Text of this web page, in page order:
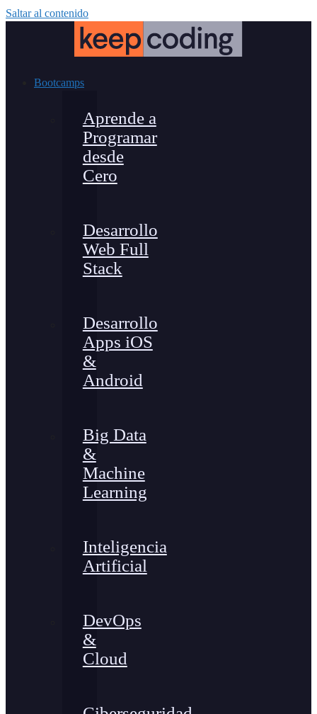
Saltar al contenido
Bootcamps
Aprende a
Programar
desde
Cero
Desarrollo
Web Full
Stack
Desarrollo
Apps iOS
&
Android
Big Data
&
Machine
Learning
Inteligencia
Artificial
DevOps
&
Cloud